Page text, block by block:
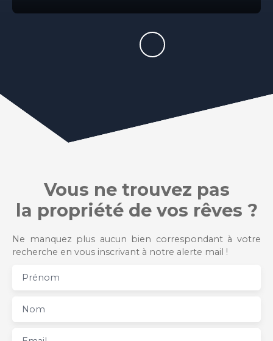
Vous ne trouvez pas
la propriété de vos rêves ?
Ne manquez plus aucun bien correspondant à votre
recherche en vous inscrivant à notre alerte mail !
Prénom
Nom